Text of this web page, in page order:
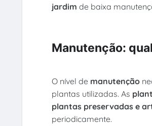
jardim de baixa
Manutenção:
O nível de manutenção
plantas utilizadas. As
plantas preservadas e
periodicamente.